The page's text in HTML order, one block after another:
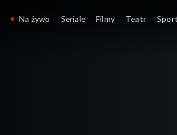
Na żywo Seriale Filmy Teatr Sport